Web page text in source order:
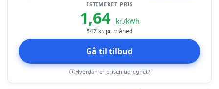
ESTIMERET PRIS
1,64 kr./kWh
547 kr. pr. måned
Gå til tilbud
i Hvordan er prisen udregnet?